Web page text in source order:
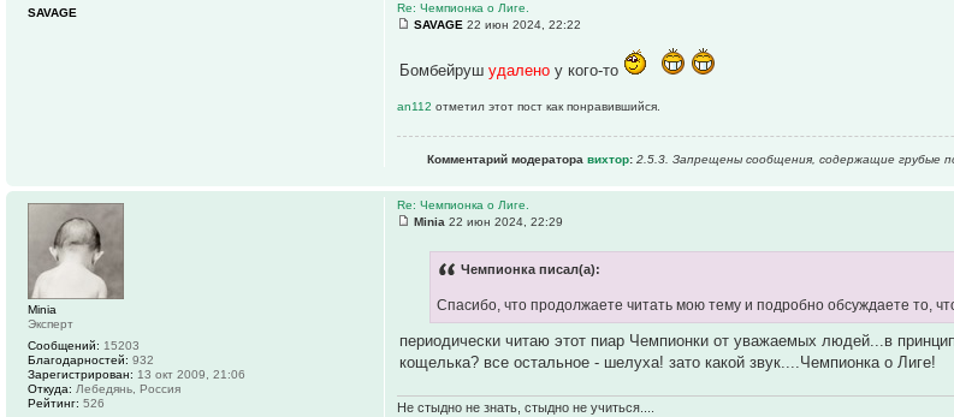
Re: Чемпионка о Лиге.
SAVAGE 22 июн 2024, 22:22
Бомбейрушудаленоу кого-то
an112отметил этот пост как понравившийся.
Комментарий модераторавихтор: 2.5.3. Запрещены сообщения, содержащие гpубые
SAVAGE
Re: Чемпионка о Лиге.
Minia 22 июн 2024, 22:29
Чемпионка писал(а):
Спасибо, что продолжаете читать мою тему и подробно обсуждаете то,
периодически читаю этот пиар Чемпионки от уважаемых людей...в
кощелька? все остальное - шелуха! зато какой звук....Чемпионка о Лиге!
Не стыдно не знать, стыдно не учиться....
Minia
Эксперт
Сообщений: 15203
Благодарностей: 932
Зарегистрирован: 13 окт 2009, 21:06
Откуда: Лебедянь, Россия
Рейтинг: 526